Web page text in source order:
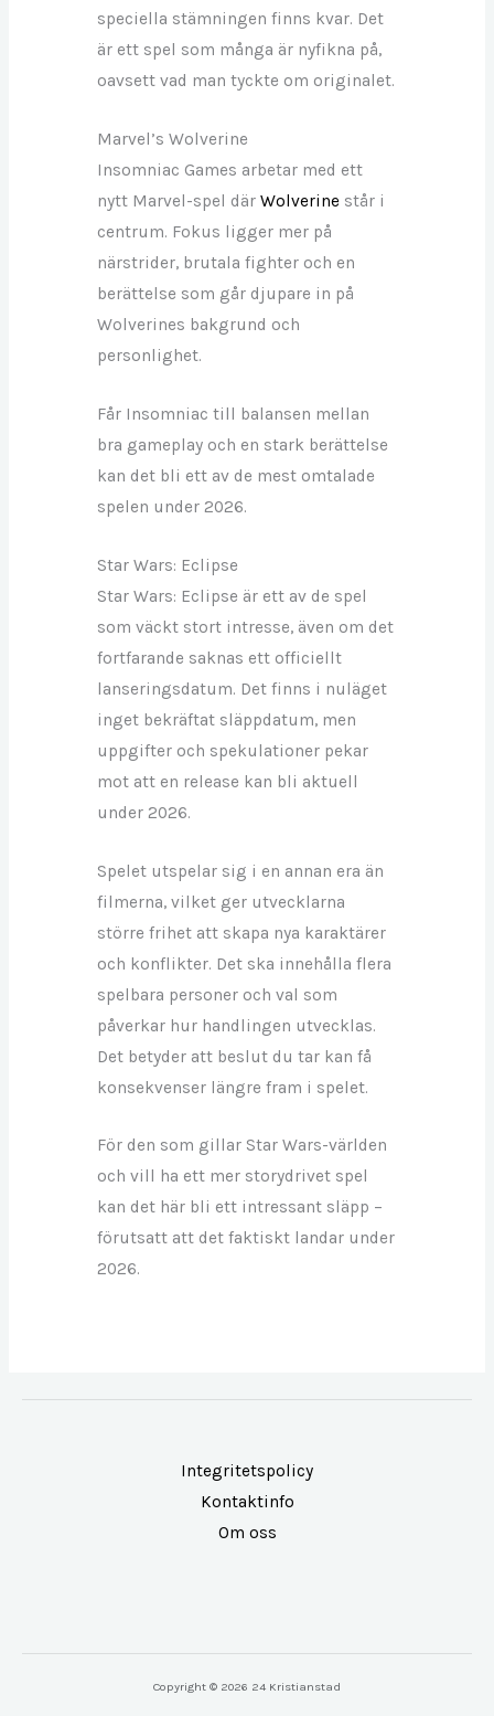
speciella stämningen finns kvar. Det
är ett spel som många är nyfikna på,
oavsett vad man tyckte om originalet.
Marvel’s Wolverine
Insomniac Games arbetar med ett
nytt Marvel-spel därWolverine står i
centrum. Fokus ligger mer på
närstrider, brutala fighter och en
berättelse som går djupare in på
Wolverines bakgrund och
personlighet.
Får Insomniac till balansen mellan
bra gameplay och en stark berättelse
kan det bli ett av de mest omtalade
spelen under 2026.
Star Wars: Eclipse
Star Wars: Eclipse är ett av de spel
som väckt stort intresse, även om det
fortfarande saknas ett officiellt
lanseringsdatum. Det finns i nuläget
inget bekräftat släppdatum, men
uppgifter och spekulationer pekar
mot att en release kan bli aktuell
under 2026.
Spelet utspelar sig i en annan era än
filmerna, vilket ger utvecklarna
större frihet att skapa nya karaktärer
och konflikter. Det ska innehålla flera
spelbara personer och val som
påverkar hur handlingen utvecklas.
Det betyder att beslut du tar kan få
konsekvenser längre fram i spelet.
För den som gillar Star Wars-världen
och vill ha ett mer storydrivet spel
kan det här bli ett intressant släpp –
förutsatt att det faktiskt landar under
2026.
Integritetspolicy
Kontaktinfo
Om oss
Copyright © 2026 24 Kristianstad